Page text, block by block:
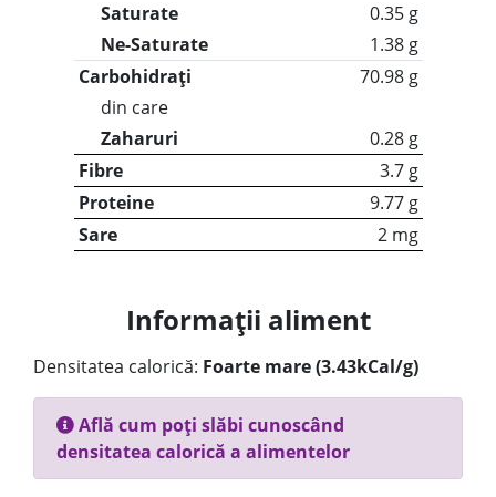
Saturate
0.35 g
Ne-Saturate
1.38 g
Carbohidrați
70.98 g
din care
Zaharuri
0.28 g
Fibre
3.7 g
Proteine
9.77 g
Sare
2 mg
Informații aliment
Densitatea calorică: Foarte mare (3.43kCal/g)
Află cum poți slăbi cunoscând
densitatea calorică a alimentelor